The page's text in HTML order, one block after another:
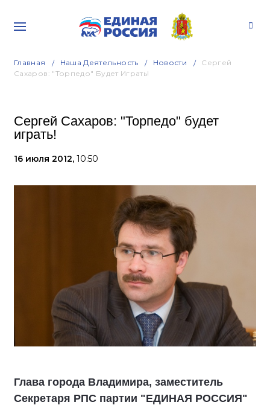
Главная Наша Деятельность Новости
Сергей
Сахаров: "Торпедо" Будет Играть!
Сергей Сахаров: "Торпедо" будет
играть!
16 июля 2012, 10:50
Глава города Владимира, заместитель
Секретаря РПС партии "ЕДИНАЯ РОССИЯ"